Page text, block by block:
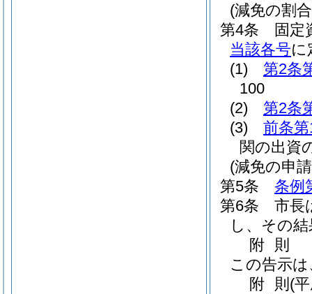
(減免の割
第4条
固定
当該各号に
(1)
第2条
100
(2)
第2条
(3)
前条
関の出資
(減免の申
第5条
条例
第6条
市長
し、その
附 則
この告示
附 則 (